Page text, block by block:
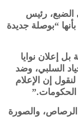
رئيس
بأنها “بوصلة جديدة
بل إعلان نوايا
السلبي، وضد
إن الإعلام
والصورة